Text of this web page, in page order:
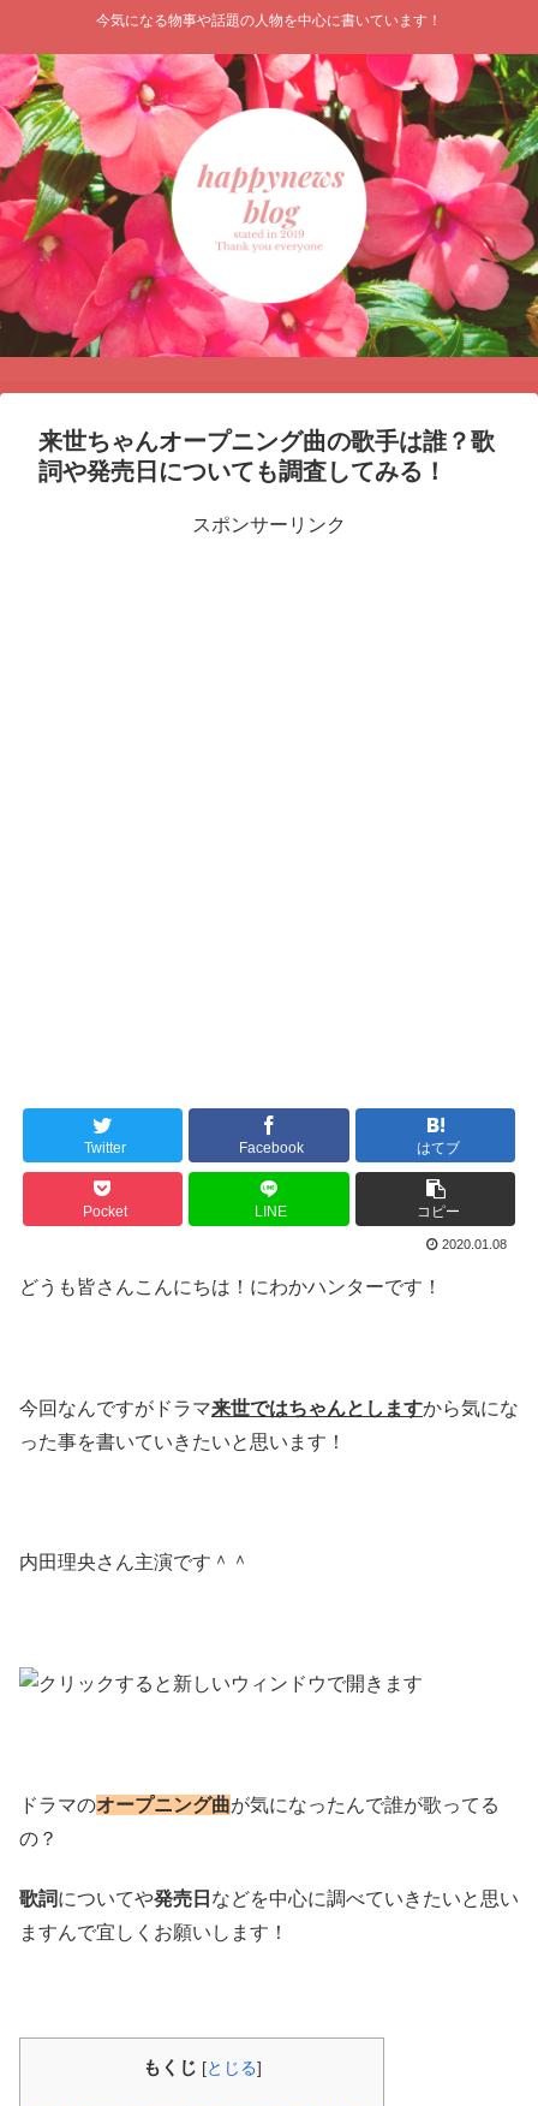
今気になる物事や話題の人物を中心に書いています！
来世ちゃんオープニング曲の歌手は誰？歌
詞や発売日についても調査してみる！
スポンサーリンク
Twitter Facebook はてブ
Pocket LINE コピー
2020.01.08
どうも皆さんこんにちは！にわかハンターです！
今回なんですがドラマ来世ではちゃんとしますから気にな
った事を書いていきたいと思います！
内田理央さん主演です＾＾
ドラマのオープニング曲が気になったんで誰が歌ってる
の？
歌詞についてや発売日 などを中心に調べていきたいと思い
ますんで宜しくお願いします！
もくじ [とじる]